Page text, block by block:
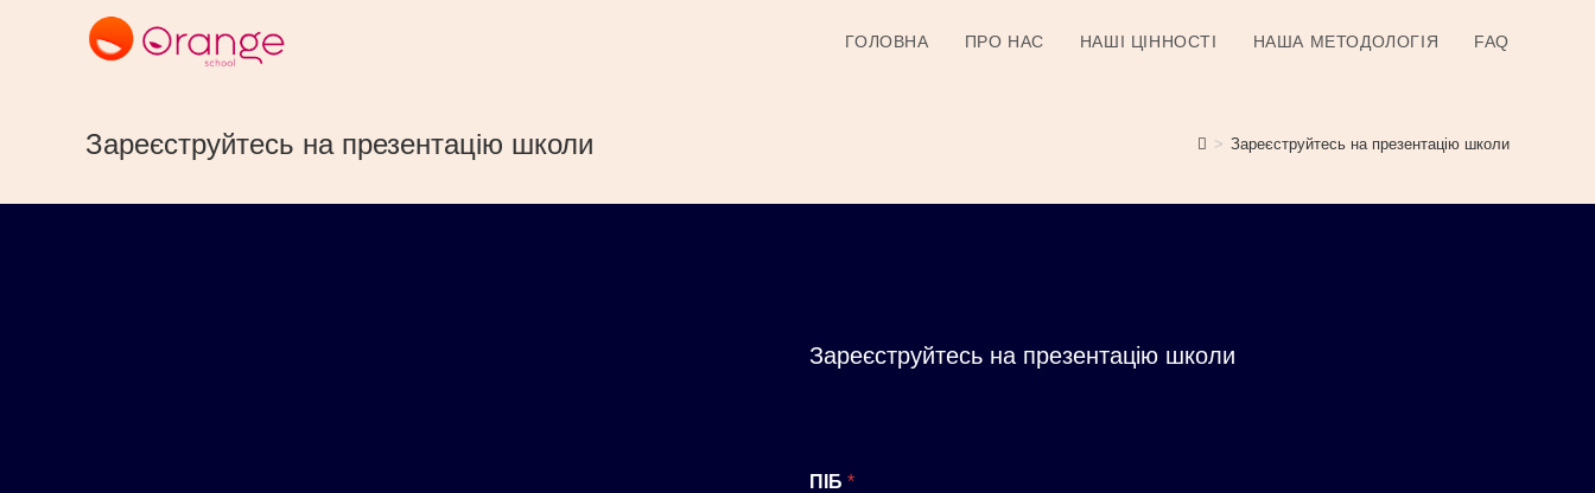
ГОЛОВНА ПРО НАС НАШІ ЦІННОСТІ НАША МЕТОДОЛОГІЯ FAQ
Зареєструйтесь на презентацію школи > Зареєструйтесь на презентацію школи
Зареєструйтесь на презентацію школи
ПІБ *